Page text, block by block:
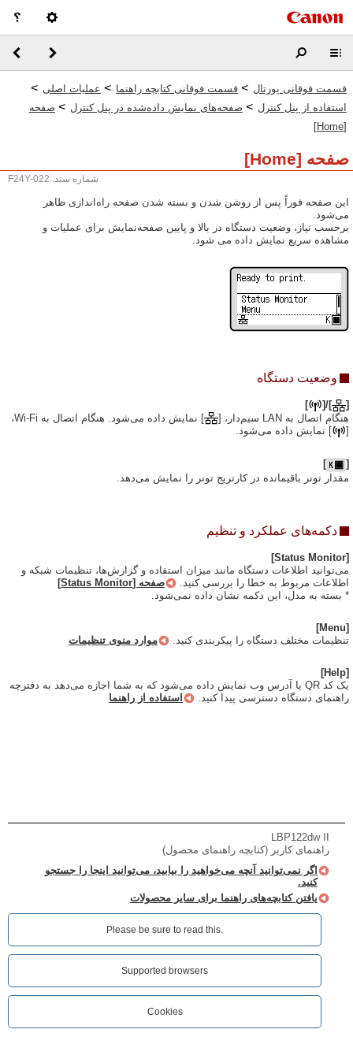
قسمت فوقانی پورتال > قسمت فوقانی کتابچه راهنما > عملیات اصلی >
استفاده از پنل کنترل > صفحه‌های نمایش داده‌شده در پنل کنترل > صفحه
[Home]
صفحه [Home]
شماره سند: F24Y-022
این صفحه فوراً پس از روشن شدن و بسته شدن صفحه راه‌اندازی ظاهر
می‌شود.
برحسب نیاز، وضعیت دستگاه در بالا و پایین صفحه‌نمایش برای عملیات و
مشاهده سریع نمایش داده می شود.
وضعیت دستگاه
[
]/[
]
هنگام اتصال به LAN سیم‌دار، [
] نمایش داده می‌شود. هنگام اتصال به Wi-Fi،
[
] نمایش داده می‌شود.
[
]
مقدار تونر باقیمانده در کارتریج تونر را نمایش می‌دهد.
دکمه‌های عملکرد و تنظیم
[Status Monitor]
می‌توانید اطلاعات دستگاه مانند میزان استفاده و گزارش‌ها، تنظیمات شبکه و
اطلاعات مربوط به خطا را بررسی کنید.
صفحه [Status Monitor]
* بسته به مدل، این دکمه نشان داده نمی‌شود.
[Menu]
تنظیمات مختلف دستگاه را پیکربندی کنید.
موارد منوی تنظیمات
[Help]
یک کد QR یا آدرس وب نمایش داده می‌شود که به شما اجازه می‌دهد به دفترچه
راهنمای دستگاه دسترسی پیدا کنید.
استفاده از راهنما
LBP122dw II
راهنمای کاربر (کتابچه راهنمای محصول)
اگر نمی‌توانید آنچه می‌خواهید را بیابید، می‌توانید اینجا را جستجو
کنید.
یافتن کتابچه‌های راهنما برای سایر محصولات
Please be sure to read this.‎
Supported browsers
Cookies